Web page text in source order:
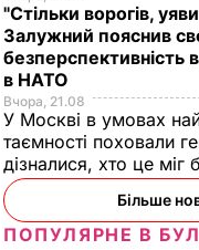
"Стільки ворогів,
Залужний пояснив
безперспективність
в НАТО
Вчора, 21.08
У Москві в умовах
таємності поховали
дізналися, хто це міг
Більше
ПОПУЛЯРНЕ В